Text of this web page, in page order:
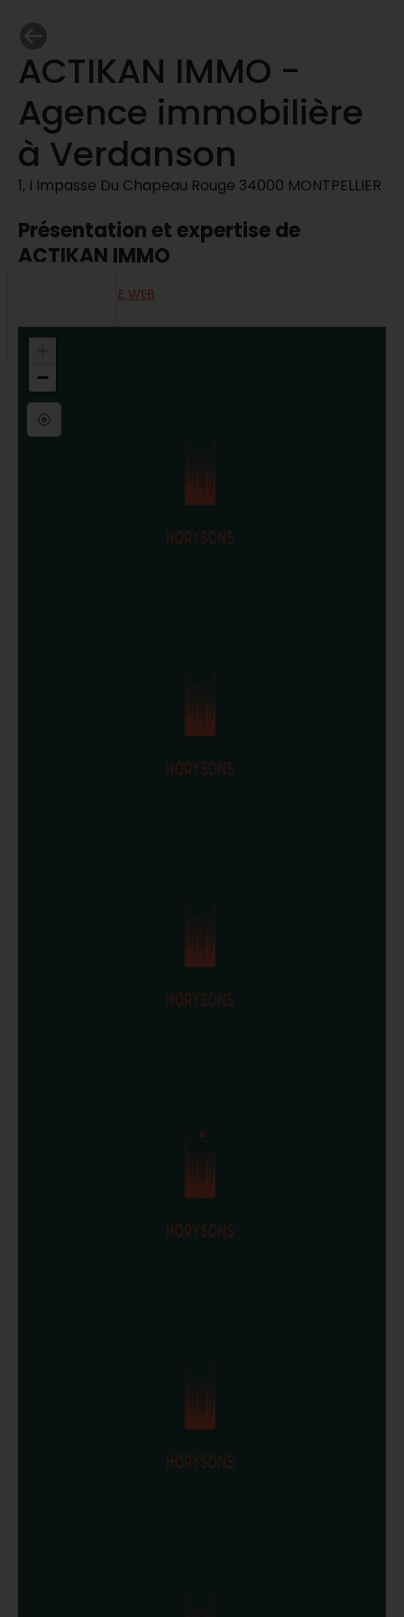
ACTIKAN IMMO -
Agence immobilière
à Verdanson
1, I Impasse Du Chapeau Rouge 34000 MONTPELLIER
Présentation et expertise de
ACTIKAN IMMO
ALLER SUR LE SITE WEB
−